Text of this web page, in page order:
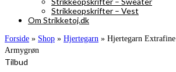
Strikkeopskrifter – Vest
Om Strikketoj.dk
Forside » Shop » Hjertegarn » Hjertegarn
Armygrøn
Tilbud